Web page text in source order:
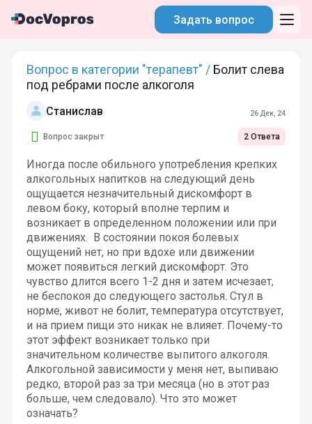
Задать вопрос
Вопрос в категории "терапевт" / Болит слева
под ребрами после алкоголя
Станислав 26 Дек, 24
Вопрос закрыт 2 Ответа
Иногда после обильного употребления крепких
алкогольных напитков на следующий день
ощущается незначительный дискомфорт в
левом боку, который вполне терпим и
возникает в определенном положении или при
движениях. В состоянии покоя болевых
ощущений нет, но при вдохе или движении
может появиться легкий дискомфорт. Это
чувство длится всего 1-2 дня и затем исчезает,
не беспокоя до следующего застолья. Стул в
норме, живот не болит, температура отсутствует,
и на прием пищи это никак не влияет. Почему-то
этот эффект возникает только при
значительном количестве выпитого алкоголя.
Алкогольной зависимости у меня нет, выпиваю
редко, второй раз за три месяца (но в этот раз
больше, чем следовало). Что это может
означать?